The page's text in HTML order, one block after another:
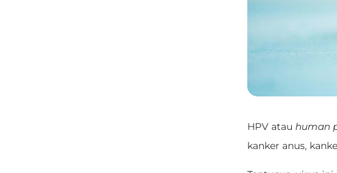
HPV atau human
kanker anus,